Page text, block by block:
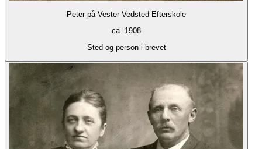
Peter på Vester Vedsted Efterskole
ca. 1908
Sted og person i brevet